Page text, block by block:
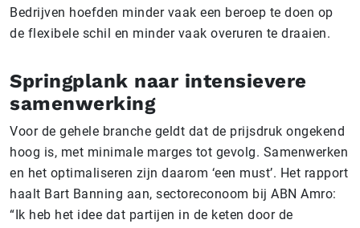
Bedrijven hoefden minder vaak een beroep te doen op
de flexibele schil en minder vaak overuren te draaien.
Springplank naar intensievere
samenwerking
Voor de gehele branche geldt dat de prijsdruk ongekend
hoog is, met minimale marges tot gevolg. Samenwerken
en het optimaliseren zijn daarom ‘een must’. Het rapport
haalt Bart Banning aan, sectoreconoom bij ABN Amro:
“Ik heb het idee dat partijen in de keten door de